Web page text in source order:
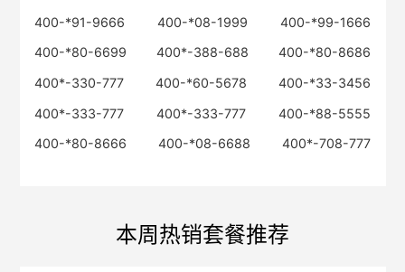
400-*91-9666
400-*08-1999
400-*99-1666
400-*80-6699
400*-388-688
400-*80-8686
400*-330-777
400-*60-5678
400-*33-3456
400*-333-777
400*-333-777
400-*88-5555
400-*80-8666
400-*08-6688 400*-708-777
本周热销套餐推荐